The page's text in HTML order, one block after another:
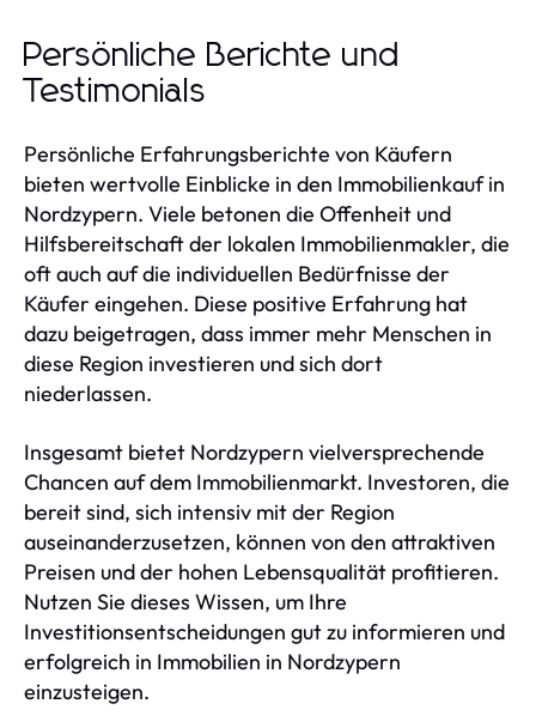
Persönliche Berichte und
Testimonials
Persönliche Erfahrungsberichte von Käufern
bieten wertvolle Einblicke in den Immobilienkauf in
Nordzypern. Viele betonen die Offenheit und
Hilfsbereitschaft der lokalen Immobilienmakler, die
oft auch auf die individuellen Bedürfnisse der
Käufer eingehen. Diese positive Erfahrung hat
dazu beigetragen, dass immer mehr Menschen in
diese Region investieren und sich dort
niederlassen.
Insgesamt bietet Nordzypern vielversprechende
Chancen auf dem Immobilienmarkt. Investoren, die
bereit sind, sich intensiv mit der Region
auseinanderzusetzen, können von den attraktiven
Preisen und der hohen Lebensqualität profitieren.
Nutzen Sie dieses Wissen, um Ihre
Investitionsentscheidungen gut zu informieren und
erfolgreich in Immobilien in Nordzypern
einzusteigen.